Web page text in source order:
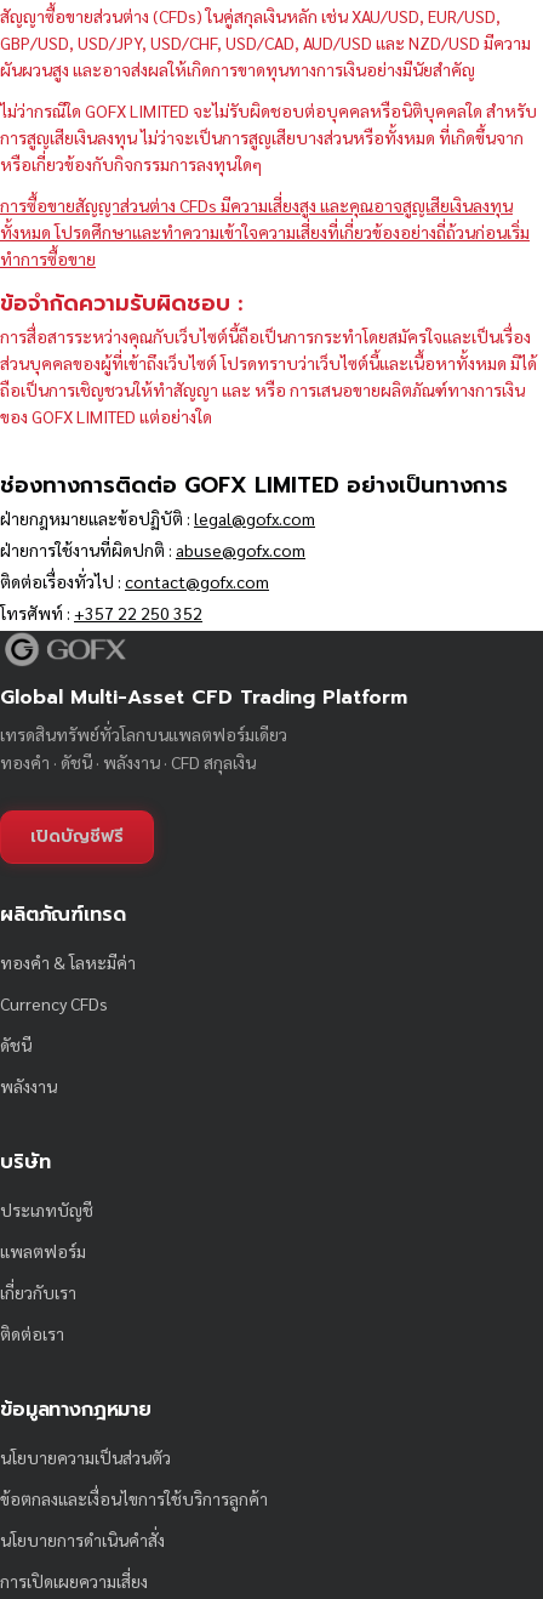
สัญญาซื้อขายส่วนต่าง (CFDs) ในคู่สกุลเงินหลัก เช่น XAU/USD, EUR/USD,
GBP/USD, USD/JPY, USD/CHF, USD/CAD, AUD/USD และ NZD/USD มีความ
ผันผวนสูง และอาจส่งผลให้เกิดการขาดทุนทางการเงินอย่างมีนัยสำคัญ
ไม่ว่ากรณีใด GOFX LIMITED จะไม่รับผิดชอบต่อบุคคลหรือนิติบุคคลใด สำหรับ
การสูญเสียเงินลงทุน ไม่ว่าจะเป็นการสูญเสียบางส่วนหรือทั้งหมด ที่เกิดขึ้นจาก
หรือเกี่ยวข้องกับกิจกรรมการลงทุนใดๆ
การซื้อขายสัญญาส่วนต่าง CFDs มีความเสี่ยงสูง และคุณอาจสูญเสียเงินลงทุน
ทั้งหมด โปรดศึกษาและทำความเข้าใจความเสี่ยงที่เกี่ยวข้องอย่างถี่ถ้วนก่อนเริ่ม
ทำการซื้อขาย
ข้อจำกัดความรับผิดชอบ :
การสื่อสารระหว่างคุณกับเว็บไซต์นี้ถือเป็นการกระทำโดยสมัครใจและเป็นเรื่อง
ส่วนบุคคลของผู้ที่เข้าถึงเว็บไซต์ โปรดทราบว่าเว็บไซต์นี้และเนื้อหาทั้งหมด มิได้
ถือเป็นการเชิญชวนให้ทำสัญญา และ หรือ การเสนอขายผลิตภัณฑ์ทางการเงิน
ของ GOFX LIMITED แต่อย่างใด
ช่องทางการติดต่อ GOFX LIMITED อย่างเป็นทางการ
ฝ่ายกฎหมายและข้อปฏิบัติ : legal@gofx.com
ฝ่ายการใช้งานที่ผิดปกติ : abuse@gofx.com
ติดต่อเรื่องทั่วไป : contact@gofx.com
โทรศัพท์ : +357 22 250 352
Global Multi-Asset CFD Trading Platform
เทรดสินทรัพย์ทั่วโลกบนแพลตฟอร์มเดียว
ทองคำ · ดัชนี · พลังงาน · CFD สกุลเงิน
เปิดบัญชีฟรี
ผลิตภัณฑ์เทรด
ทองคำ & โลหะมีค่า
Currency CFDs
ดัชนี
พลังงาน
บริษัท
ประเภทบัญชี
แพลตฟอร์ม
เกี่ยวกับเรา
ติดต่อเรา
ข้อมูลทางกฎหมาย
นโยบายความเป็นส่วนตัว
ข้อตกลงและเงื่อนไขการใช้บริการลูกค้า
นโยบายการดำเนินคำสั่ง
การเปิดเผยความเสี่ยง